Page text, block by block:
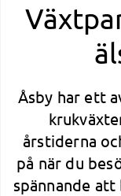
Åsby har ett
årstiderna
på när du
spännande